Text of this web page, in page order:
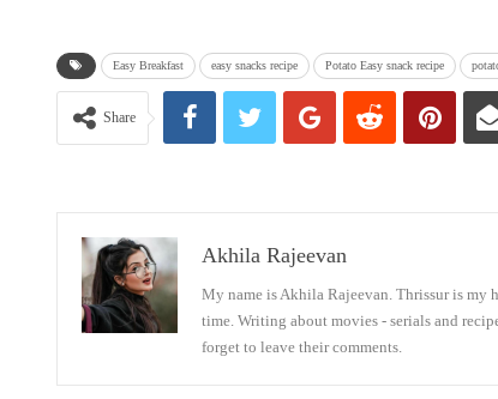
Easy Breakfast easy snacks recipe Potato Easy snack recipe
Share
Akhila Rajeevan
My name is Akhila Rajeevan. Thrissur is my
time. Writing about movies - serials and
forget to leave their comments.